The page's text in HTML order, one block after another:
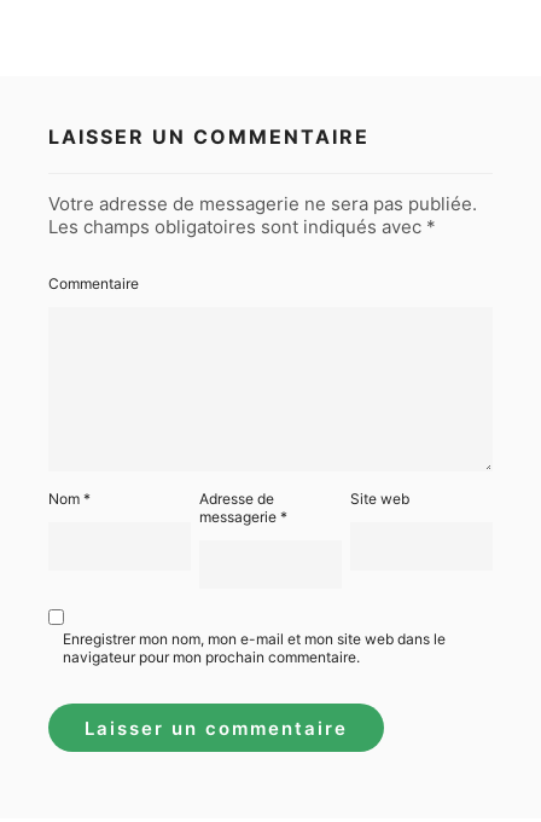
LAISSER UN COMMENTAIRE
Votre adresse de messagerie ne sera pas publiée.
Les champs obligatoires sont indiqués avec *
Commentaire
Nom *
Adresse de
messagerie*
Site web
Enregistrer mon nom, mon e-mail et mon site web dans le
navigateur pour mon prochain commentaire.